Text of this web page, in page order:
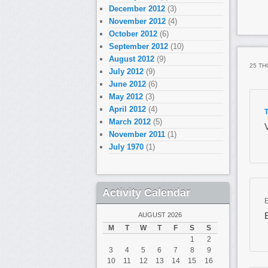
25
December 2012 (3)
November 2012 (4)
October 2012 (6)
September 2012 (10)
August 2012 (9)
July 2012 (9)
June 2012 (6)
May 2012 (3)
April 2012 (4)
March 2012 (5)
November 2011 (1)
July 1970 (1)
Activity Calendar
AUGUST 2026
M T W T F S S
1
2
3
4 5 6 7 8
9
10
11 12 13 14 15
16